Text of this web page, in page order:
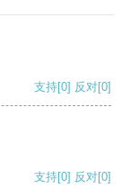
支持[0] 反对[0]
支持[0] 反对[0]